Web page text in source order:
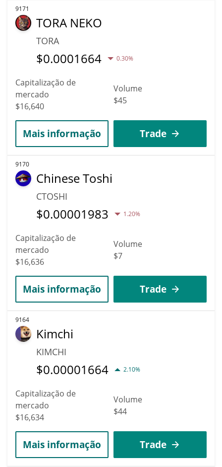
9171
TORA NEKO
TORA
$0.0001664 0.30%
Capitalização de
mercado
$16,640
Volume
$45
Mais informação Trade
9170
Chinese Toshi
CTOSHI
$0.00001983 1.20%
Capitalização de
mercado
$16,636
Volume
$7
Mais informação Trade
9164
Kimchi
KIMCHI
$0.00001664 2.10%
Capitalização de
mercado
$16,634
Volume
$44
Mais informação Trade